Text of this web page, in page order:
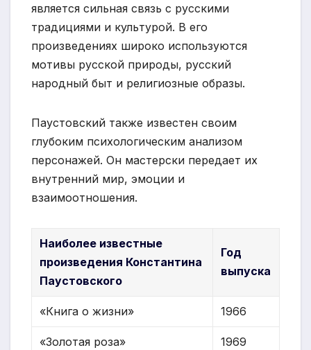
является сильная связь с русскими
традициями и культурой. В его
произведениях широко используются
мотивы русской природы, русский
народный быт и религиозные образы.
Паустовский также известен своим
глубоким психологическим анализом
персонажей. Он мастерски передает их
внутренний мир, эмоции и
взаимоотношения.
Наиболее известные
произведения Константина
Паустовского
Год
выпуска
«Книга о жизни» 1966
«Золотая роза» 1969